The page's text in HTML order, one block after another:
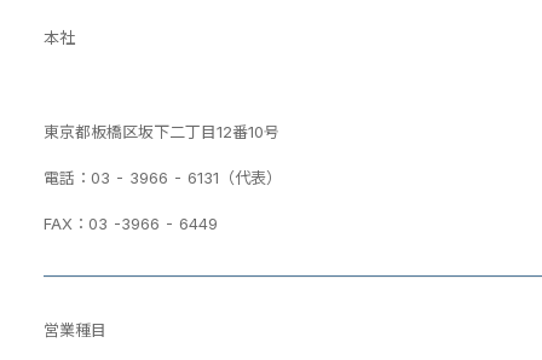
本社
東京都板橋区坂下二丁目12番10号
電話：03 - 3966 - 6131（代表）
FAX：03 -3966 - 6449
営業種目